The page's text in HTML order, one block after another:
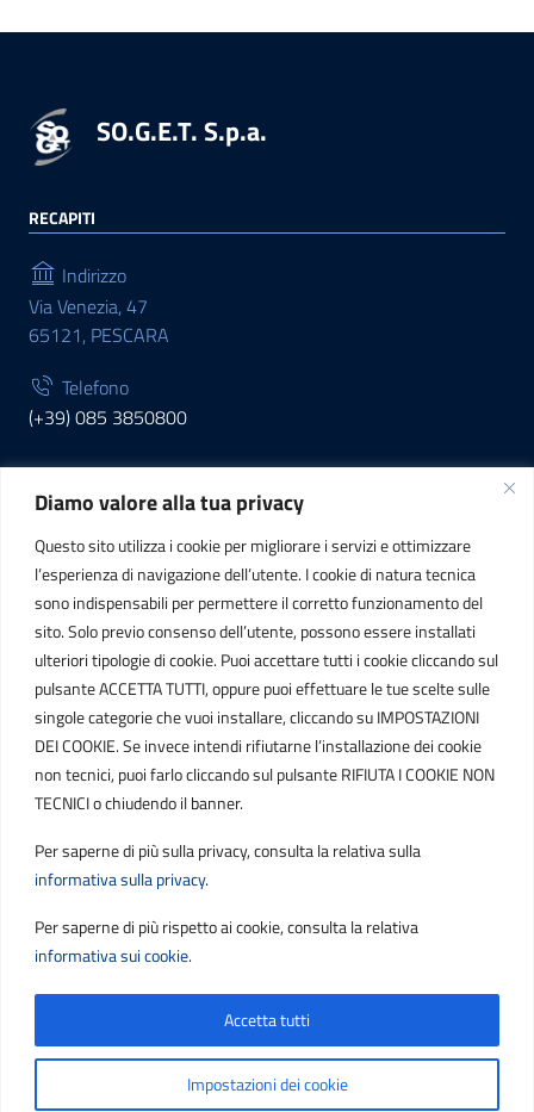
Diamo valore alla tua privacy
Questo sito utilizza i cookie per migliorare i servizi e ottimizzare
l’esperienza di navigazione dell’utente. I cookie di natura tecnica
sono indispensabili per permettere il corretto funzionamento del
sito. Solo previo consenso dell’utente, possono essere installati
ulteriori tipologie di cookie. Puoi accettare tutti i cookie cliccando sul
pulsante ACCETTA TUTTI, oppure puoi effettuare le tue scelte sulle
singole categorie che vuoi installare, cliccando su IMPOSTAZIONI
DEI COOKIE. Se invece intendi rifiutarne l’installazione dei cookie
non tecnici, puoi farlo cliccando sul pulsante RIFIUTA I COOKIE NON
TECNICI o chiudendo il banner.
Per saperne di più sulla privacy, consulta la relativa sulla
informativa sulla privacy.
Per saperne di più rispetto ai cookie, consulta la relativa
informativa sui cookie.
Impostazioni dei cookie
Accetta tutti
SO.G.E.T. S.p.a.
RECAPITI
Indirizzo
Via Venezia, 47
65121, PESCARA
Telefono
(+39) 085 3850800
INFORMAZIONI
C.F. / P.IVA
IT01807790686
POSTA ELETTRONICA
PEC
protocollo.sogetspa@pec.it
contribuenti@sogetspa.it
SEGUICI SU
Sezione Link Utili
Privacy | Cookie policy | Note legali | Contatti |
Accessibilità
| Basato sul Prototipo per siti PA di AgID